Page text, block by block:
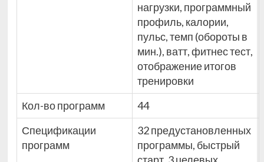
нагрузки, программный
профиль, калории,
пульс, темп (обороты в
мин.), ватт, фитнес тест,
отображение итогов
тренировки
Кол-во программ
44
Спецификации
программ
32 предустановленных
программы, быстрый